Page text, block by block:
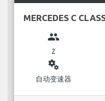
MERCEDES C
group
2
miscellaneous_services
自动变速器